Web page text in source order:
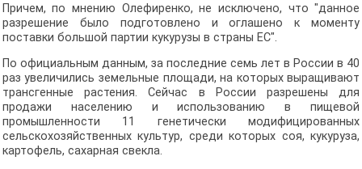
Причем, по мнению Олефиренко, не исключено, что "данное
разрешение было подготовлено и оглашено к моменту
поставки большой партии кукурузы в страны ЕС".
По официальным данным, за последние семь лет в России в 40
раз увеличились земельные площади, на которых выращивают
трансгенные растения. Сейчас в России разрешены для
продажи населению и использованию в пищевой
промышленности 11 генетически модифицированных
сельскохозяйственных культур, среди которых соя, кукуруза,
картофель, сахарная свекла.